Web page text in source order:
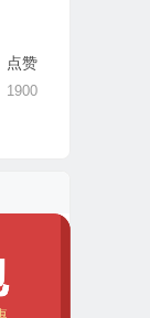
点赞
1900